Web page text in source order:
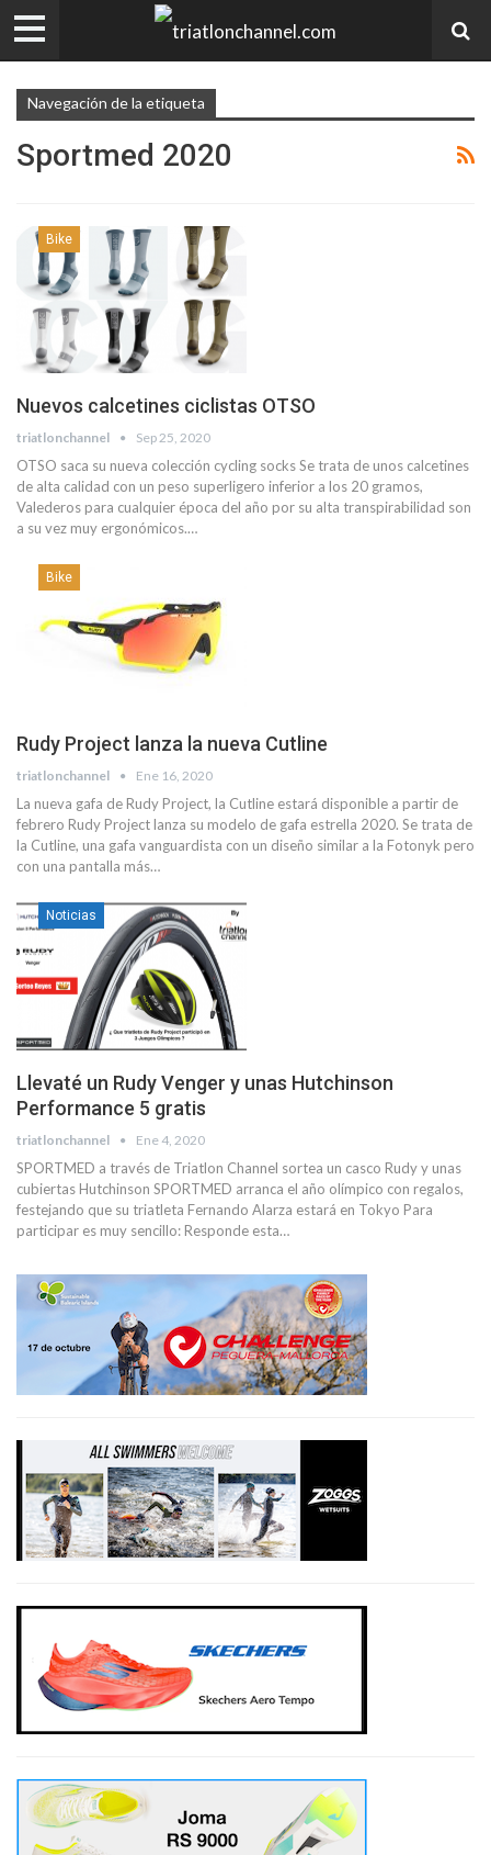
Navegación de la etiqueta
Sportmed 2020
Bike
Nuevos calcetines ciclistas OTSO
triatlonchannel Sep 25, 2020
OTSO saca su nueva colección cycling socks Se trata de unos calcetines
de alta calidad con un peso superligero inferior a los 20 gramos,
Valederos para cualquier época del año por su alta transpirabilidad son
a su vez muy ergonómicos.…
Bike
Rudy Project lanza la nueva Cutline
triatlonchannel Ene 16, 2020
La nueva gafa de Rudy Project, la Cutline estará disponible a partir de
febrero Rudy Project lanza su modelo de gafa estrella 2020. Se trata de
la Cutline, una gafa vanguardista con un diseño similar a la Fotonyk pero
con una pantalla más…
Noticias
Llevaté un Rudy Venger y unas Hutchinson
Performance 5 gratis
triatlonchannel Ene 4, 2020
SPORTMED a través de Triatlon Channel sortea un casco Rudy y unas
cubiertas Hutchinson SPORTMED arranca el año olímpico con regalos,
festejando que su triatleta Fernando Alarza estará en Tokyo Para
participar es muy sencillo: Responde esta…